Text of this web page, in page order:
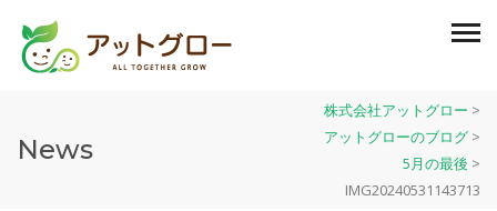
News
株式会社アットグロー >
アットグローのブログ >
5月の最後 >
IMG20240531143713